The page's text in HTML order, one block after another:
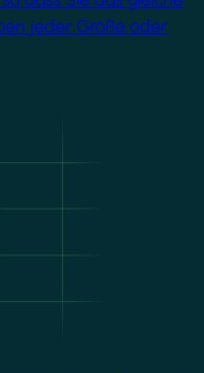
jeder Größe oder